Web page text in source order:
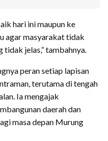
hari ini maupun ke
agar masyarakat tidak
jelas,” tambahnya.
peran setiap lapisan
terutama di tengah
Ia mengajak
daerah dan
masa depan Murung